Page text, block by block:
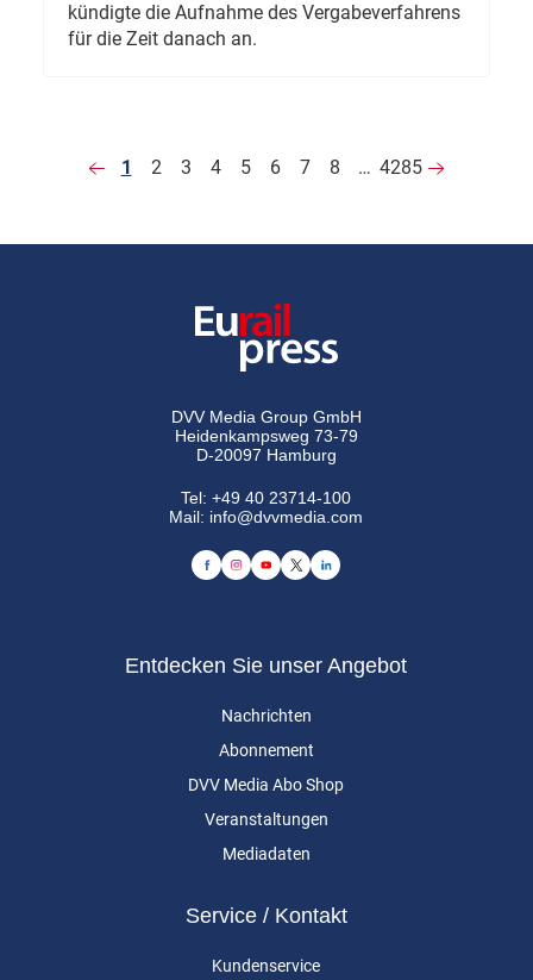
kündigte die Aufnahme des Vergabeverfahrens
für die Zeit danach an.
1 2 3 4 5 6 7 8 … 4285
DVV Media Group GmbH
Heidenkampsweg 73-79
D-20097 Hamburg
Tel:+49 40 23714-100
Mail: info@dvvmedia.com
Entdecken Sie unser Angebot
Nachrichten
Abonnement
DVV Media Abo Shop
Veranstaltungen
Mediadaten
Service / Kontakt
Kundenservice